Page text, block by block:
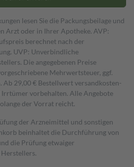
lesen Sie die Packungsbeilage und
Arzt oder in Ihrer Apotheke. AVP:
berechnet nach der
UVP: Unverbindliche
Die angegebenen Preise
Mehrwertsteuer, ggf.
Ab 29,00 € Bestell­wert versand­kosten­
vorbehalten. Alle Angebote
der Vorrat reicht.
der Arzneimittel und sonstigen
beinhaltet die Durchführung von
die Prüfung etwaiger